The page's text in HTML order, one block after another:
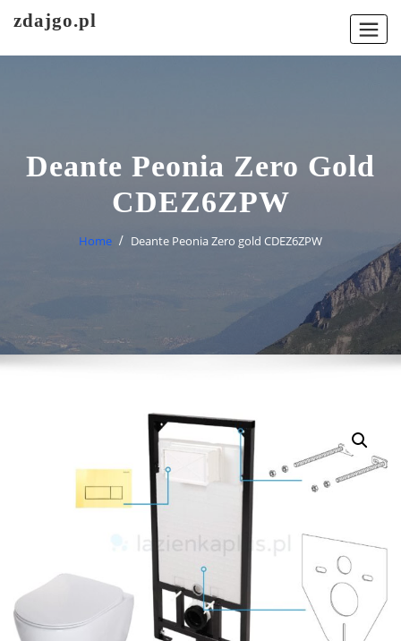
zdajgo.pl
Deante Peonia Zero Gold
CDEZ6ZPW
Home Deante Peonia Zero gold CDEZ6ZPW